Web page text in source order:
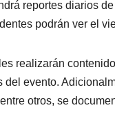
reportes diarios
podrán ver el
realizarán
evento.
otros, se